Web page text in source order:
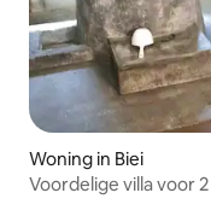
Woning in Biei
Voordelige villa voor